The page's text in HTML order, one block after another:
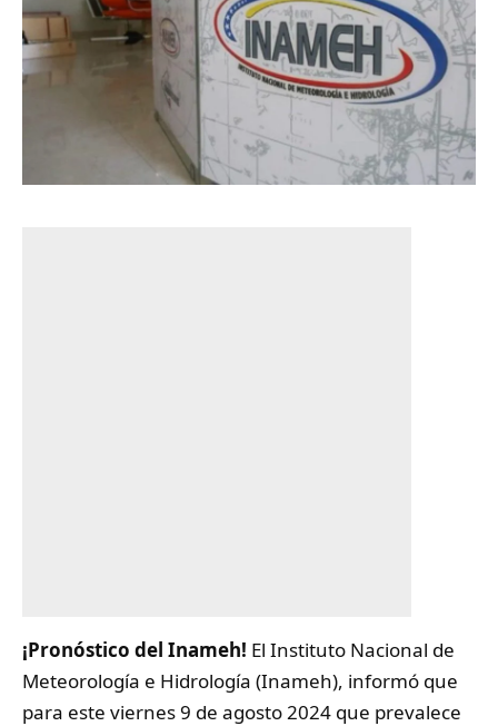
¡Pronóstico del Inameh! El Instituto Nacional de
Meteorología e Hidrología (Inameh), informó que
para este viernes 9 de agosto 2024 que prevalece